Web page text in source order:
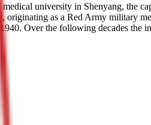
university in Shenyang, the
originating as a Red Army military
Over the following decades the